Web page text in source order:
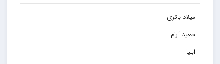
میلاد باکری
سعید آرام
ایلیا